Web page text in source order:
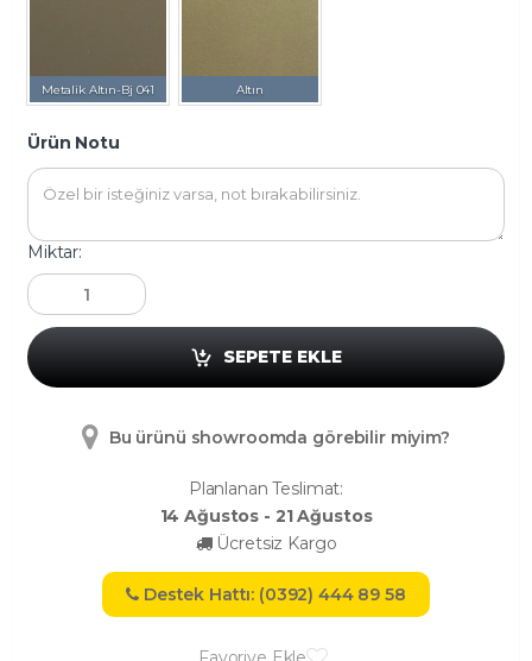
Metalik Altın-Bj 041 Altın
Ürün Notu
Miktar:
SEPETE EKLE
Bu ürünü showroomda görebilir miyim?
Planlanan Teslimat:
14 Ağustos - 21 Ağustos
Ücretsiz Kargo
Destek Hattı: (0392) 444 89 58